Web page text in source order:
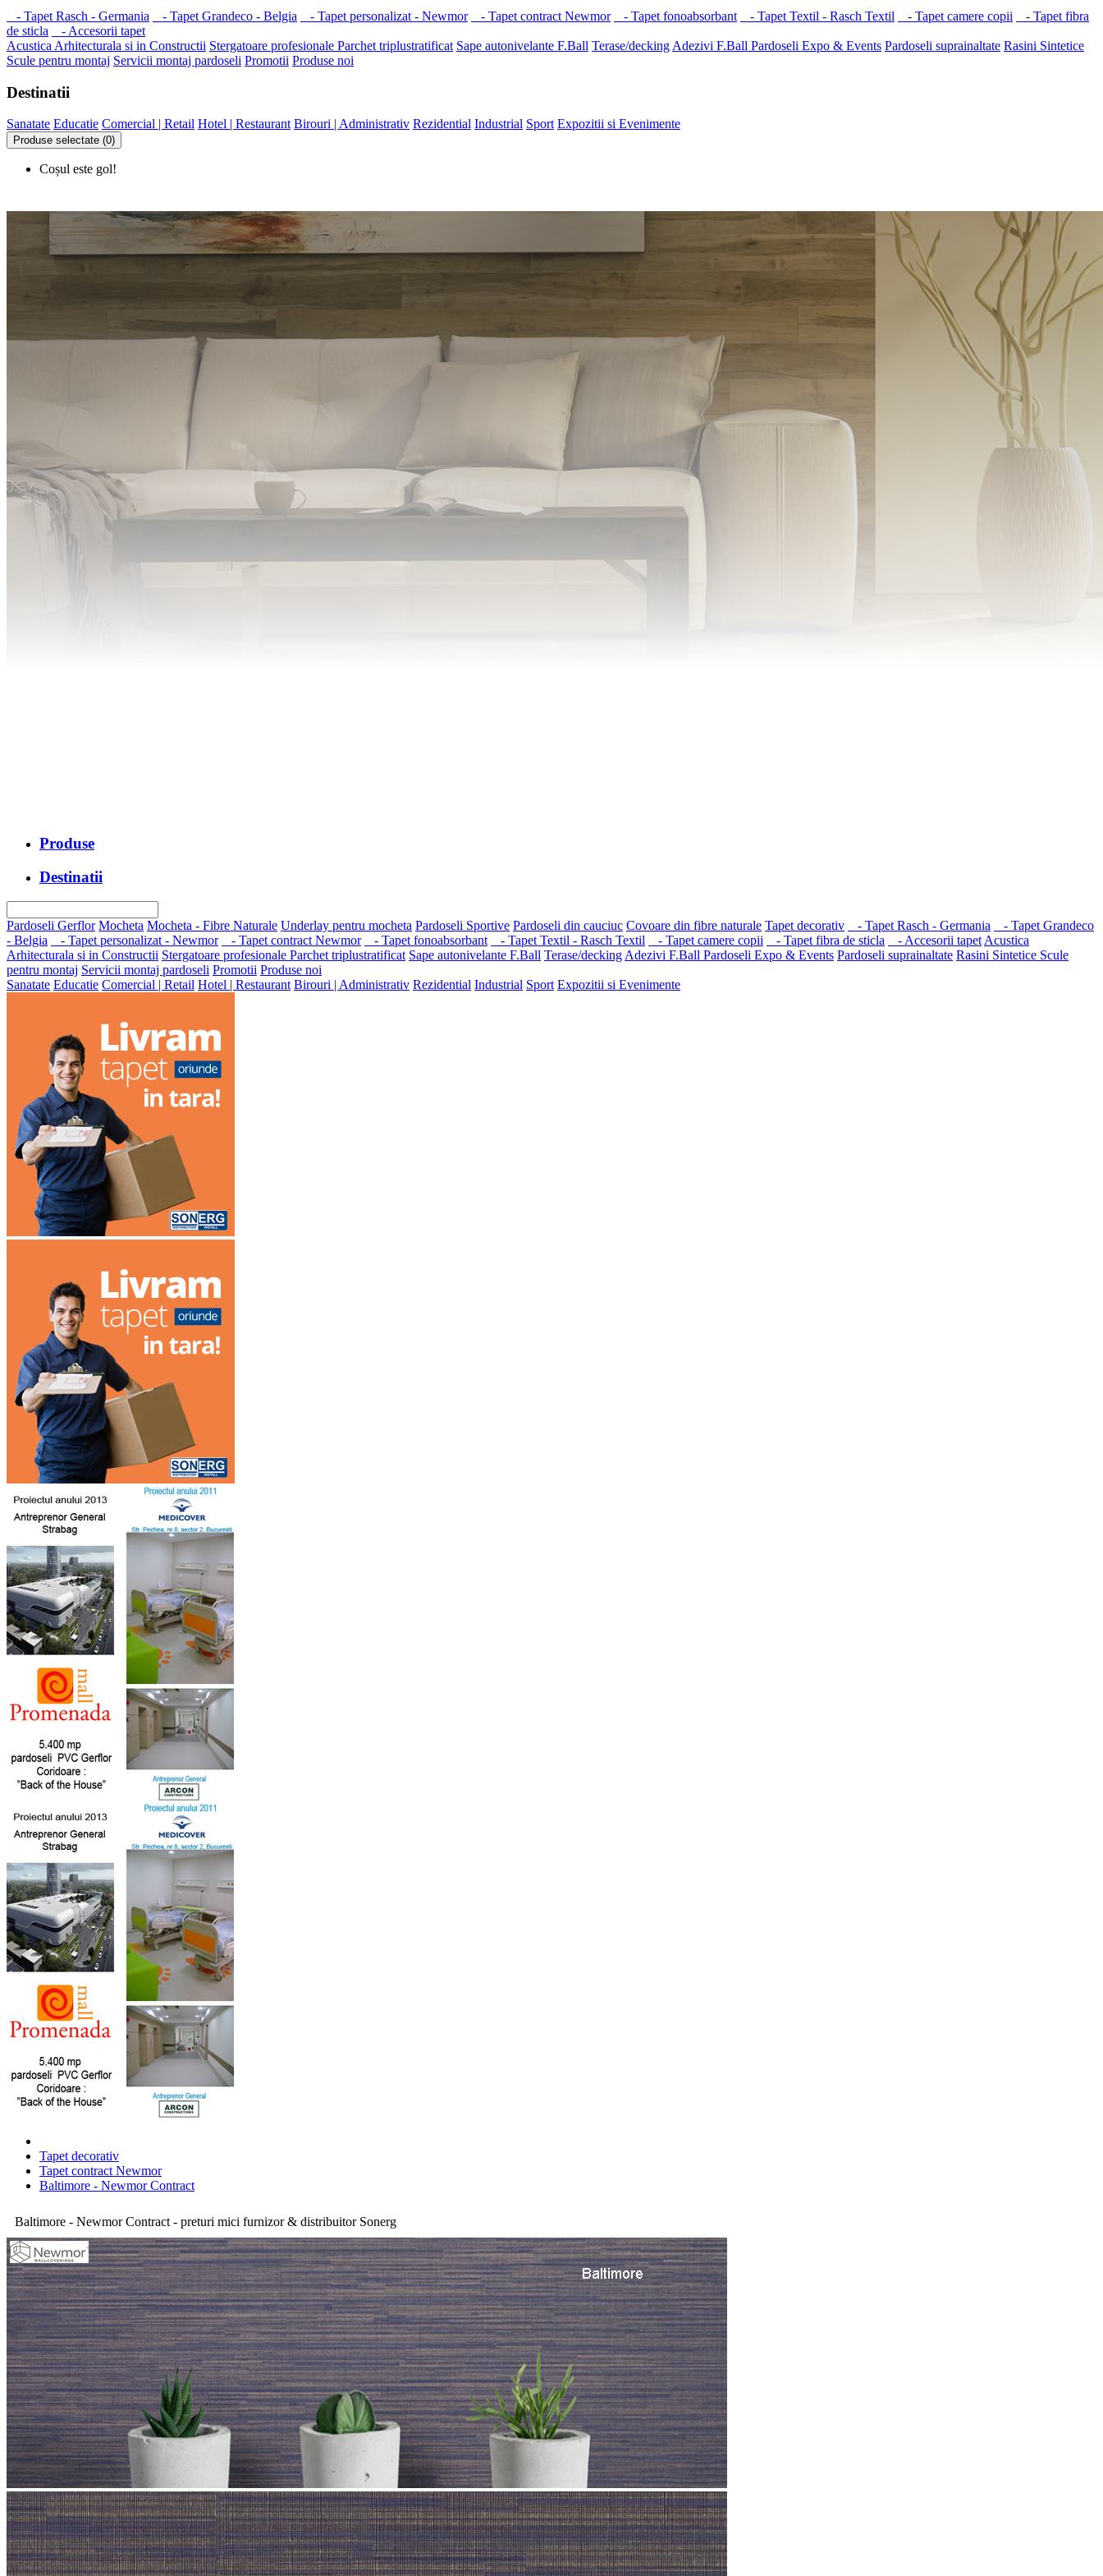
- Tapet Rasch - Germania - Tapet Grandeco - Belgia - Tapet personalizat - Newmor - Tapet contract Newmor - Tapet fonoabsorbant - Tapet Textil - Rasch Textil - Tapet camere copii
- Tapet fibra
de sticla
- Accesorii tapet
Acustica Arhitecturala si in Constructii Stergatoare profesionale Parchet triplustratificat Sape autonivelante F.Ball Terase/decking Adezivi F.Ball Pardoseli Expo & Events Pardoseli suprainaltate Rasini Sintetice
Scule pentru montaj Servicii montaj pardoseli Promotii Produse noi
Destinatii
Sanatate Educatie Comercial | Retail Hotel | Restaurant Birouri | Administrativ Rezidential Industrial Sport Expozitii si Evenimente
Produse selectate (0)
Coșul este gol!
Produse
Destinatii
Pardoseli Gerflor Mocheta Mocheta - Fibre Naturale Underlay pentru mocheta Pardoseli Sportive Pardoseli din cauciuc Covoare din fibre naturale Tapet decorativ - Tapet Rasch - Germania
- Tapet Grandeco
- Belgia
- Tapet personalizat - Newmor - Tapet contract Newmor - Tapet fonoabsorbant - Tapet Textil - Rasch Textil - Tapet camere copii - Tapet fibra de sticla - Accesorii tapetAcustica
Arhitecturala si in Constructii Stergatoare profesionale Parchet triplustratificat Sape autonivelante F.Ball Terase/deckingAdezivi F.Ball Pardoseli Expo & Events Pardoseli suprainaltate Rasini Sintetice Scule
pentru montaj Servicii montaj pardoseli Promotii Produse noi
Sanatate Educatie Comercial | Retail Hotel | Restaurant Birouri | Administrativ Rezidential Industrial Sport Expozitii si Evenimente
Tapet decorativ
Tapet contract Newmor
Baltimore - Newmor Contract
Baltimore - Newmor Contract - preturi mici furnizor & distribuitor Sonerg